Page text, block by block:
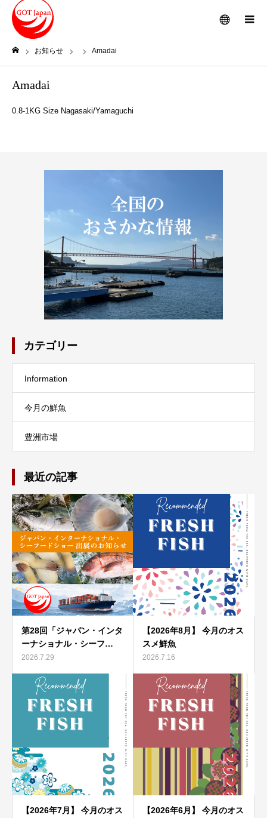
メニュー
お知らせ Amadai
Amadai
0.8-1KG Size Nagasaki/Yamaguchi
カテゴリー
Information
今月の鮮魚
豊洲市場
最近の記事
第28回「ジャパン・インタ
ーナショナル・シーフ…
2026.7.29
【2026年8月】 今月のオス
スメ鮮魚
2026.7.16
【2026年7月】 今月のオス
【2026年6月】 今月のオス